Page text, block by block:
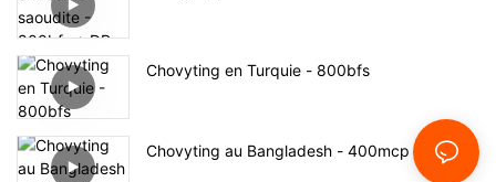
Chovyting en Turquie - 800bfs
Chovyting au Bangladesh - 400mcp